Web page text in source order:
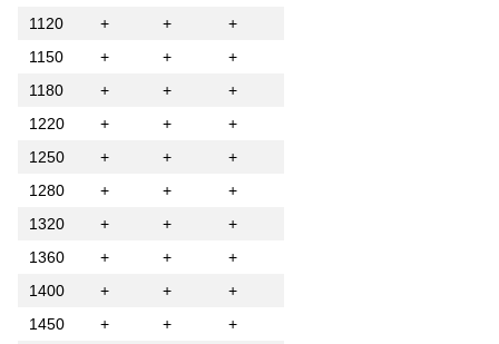
1120
+ +
+
1150
+ +
+
1180
+ +
+
1220
+ +
+
1250
+ +
+
1280
+ +
+
1320
+ +
+
1360
+ +
+
1400
+ +
+
1450
+ +
+